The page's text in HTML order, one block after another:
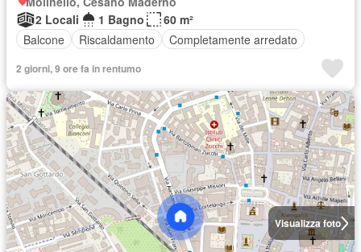
2 Locali
1 Bagno
60 m²
Balcone
Riscaldamento Completamente arredato
2 giorni, 9 ore fa in rentumo
Visualizza foto